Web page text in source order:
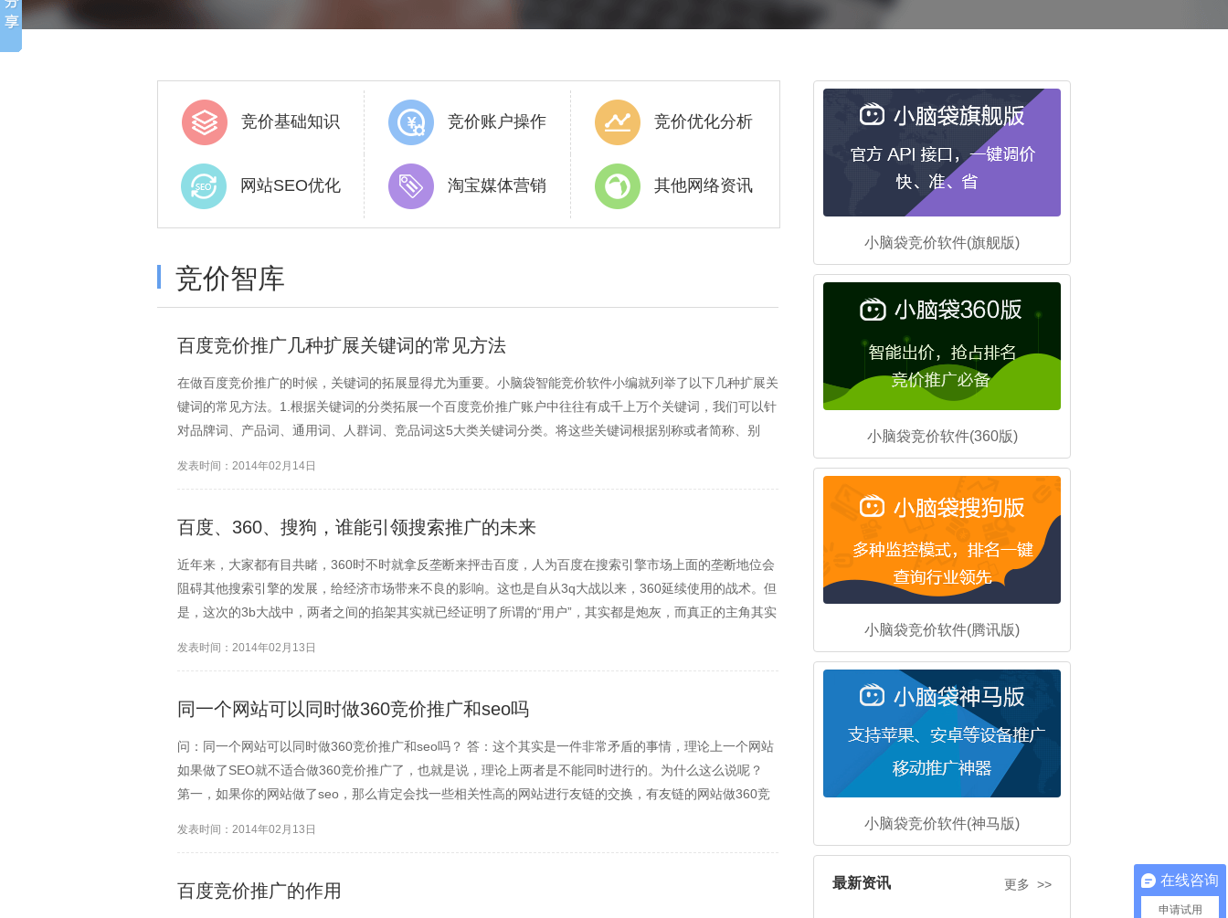
小脑袋竞价软件(旗舰版)
小脑袋竞价软件(360版)
小脑袋竞价软件(腾讯版)
小脑袋竞价软件(神马版)
最新资讯 更多 >>
竞价基础知识 竞价账户操作 竞价优化分析
网站SEO优化 淘宝媒体营销 其他网络资讯
竞价智库
百度竞价推广几种扩展关键词的常见方法
在做百度竞价推广的时候，关键词的拓展显得尤为重要。小脑袋智能竞价软件小编就列举了以下几种扩展关
键词的常见方法。1.根据关键词的分类拓展一个百度竞价推广账户中往往有成千上万个关键词，我们可以针
对品牌词、产品词、通用词、人群词、竞品词这5大类关键词分类。将这些关键词根据别称或者简称、别
发表时间：2014年02月14日
百度、360、搜狗，谁能引领搜索推广的未来
近年来，大家都有目共睹，360时不时就拿反垄断来抨击百度，人为百度在搜索引擎市场上面的垄断地位会
阻碍其他搜索引擎的发展，给经济市场带来不良的影响。这也是自从3q大战以来，360延续使用的战术。但
是，这次的3b大战中，两者之间的掐架其实就已经证明了所谓的“用户”，其实都是炮灰，而真正的主角其实
发表时间：2014年02月13日
同一个网站可以同时做360竞价推广和seo吗
问：同一个网站可以同时做360竞价推广和seo吗？ 答：这个其实是一件非常矛盾的事情，理论上一个网站
如果做了SEO就不适合做360竞价推广了，也就是说，理论上两者是不能同时进行的。为什么这么说呢？
第一，如果你的网站做了seo，那么肯定会找一些相关性高的网站进行友链的交换，有友链的网站做360竞
发表时间：2014年02月13日
百度竞价推广的作用
在线咨询
申请试用